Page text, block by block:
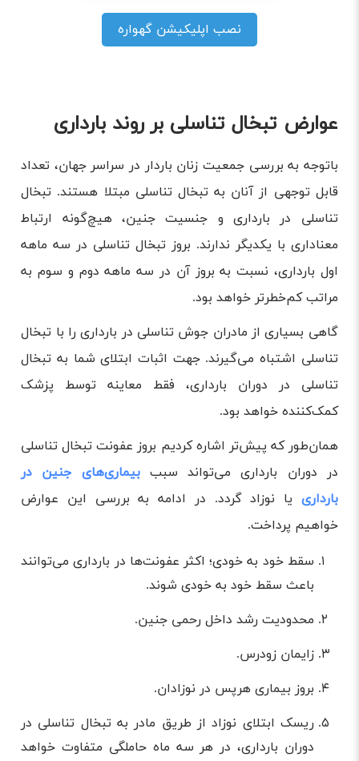
نصب اپلیکیشن گهواره
عوارض تبخال تناسلی بر روند بارداری
باتوجه به بررسی جمعیت زنان باردار در سراسر جهان، تعداد
قابل توجهی از آنان به تبخال تناسلی مبتلا هستند. تبخال
تناسلی در بارداری و جنسیت جنین، هیچ‌گونه ارتباط
معناداری با یکدیگر ندارند. بروز تبخال تناسلی در سه ماهه
اول بارداری، نسبت به بروز آن در سه ماهه دوم و سوم به
مراتب کم‌خطرتر خواهد بود.
گاهی بسیاری از مادران جوش تناسلی در بارداری را با تبخال
تناسلی اشتباه می‌گیرند. جهت اثبات ابتلای شما به تبخال
تناسلی در دوران بارداری، فقط معاینه توسط پزشک
کمک‌کننده خواهد بود.
همان‌طور که پیش‌تر اشاره کردیم بروز عفونت تبخال تناسلی
در دوران بارداری می‌تواند سبببیماری‌های جنین در
بارداری یا نوزاد گردد. در ادامه به بررسی این عوارض
خواهیم پرداخت.
سقط خود به‌ خودی؛ اکثر عفونت‌ها در بارداری می‌توانند
باعث سقط خود‌ به‌ خودی شوند.
محدودیت رشد داخل رحمی جنین.
زایمان زودرس.
بروز بیماری هرپس در نوزادان.
ریسک ابتلای نوزاد از طریق مادر به تبخال تناسلی در
دوران بارداری، در هر سه ماه حاملگی متفاوت خواهد